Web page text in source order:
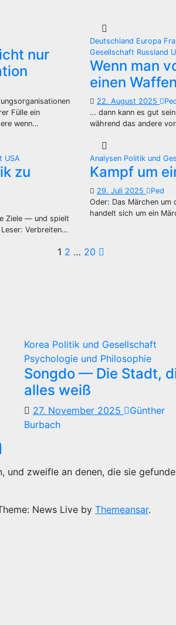
nur
Fülle ein
wenn…
Deutschland Europa
Gesellschaft Russland
Wenn man
einen
22. August 2025
… dann kann es gut
während das andere
USA
zu
Ziele — und spielt
Verbreiten…
Analysen Politik und
Kampf um
29. Juli 2025
Ped
Oder: Das Märchen um
handelt sich um ein
1 2 … 20
Korea Politik und Gesellschaft
Psychologie und Philosophie
Songdo — Die Stadt,
alles weiß
27. November 2025
Günther
Burbach
und zweifle an denen, die sie
News Live by Themeansar.